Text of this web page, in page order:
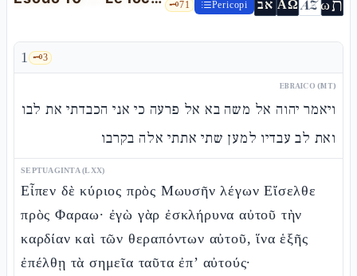
🗝️71 Pericopi אב ΑΩ AZωת
1 🗝️3
EBRAICO (MT)
ויאמר יהוה אל משה בא אל פרעה כי אני הכבדתי את לבו
ואת לב עבדיו למען שתי אתתי אלה בקרבו
SEPTUAGINTA (LXX)
Εἶπεν δὲ κύριος πρὸς Μωυσῆν λέγων Εἴσελθε
πρὸς Φαραω· ἐγὼ γὰρ ἐσκλήρυνα αὐτοῦ τὴν
καρδίαν καὶ τῶν θεραπόντων αὐτοῦ, ἵνα ἑξῆς
ἐπέλθῃ τὰ σημεῖα ταῦτα ἐπ’ αὐτούς·